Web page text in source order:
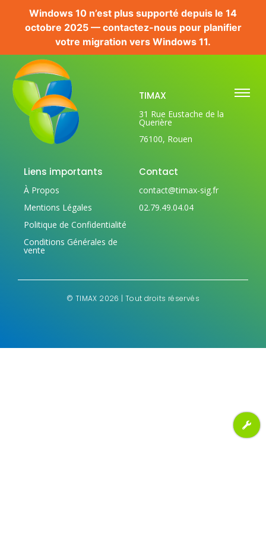
Windows 10 n’est plus supporté depuis le 14
octobre 2025 — contactez-nous pour planifier
votre migration vers Windows 11.
TIMAX
31 Rue Eustache de la
Querière
76100, Rouen
Liens importants
À Propos
Mentions Légales
Politique de Confidentialité
Conditions Générales de
vente
Contact
contact@timax-sig.fr
02.79.49.04.04
© TIMAX 2026 | Tout droits réservés